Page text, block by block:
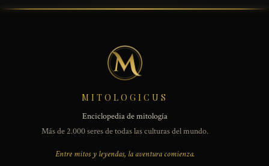
MITOLOGICUS
Enciclopedia de mitología
Más de 2.000 seres de todas las culturas del mundo.
Entre mitos y leyendas, la aventura comienza.